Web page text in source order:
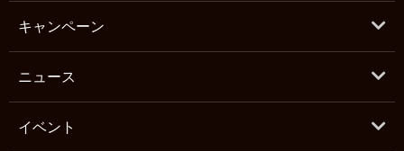
キャンペーン
ニュース
イベント